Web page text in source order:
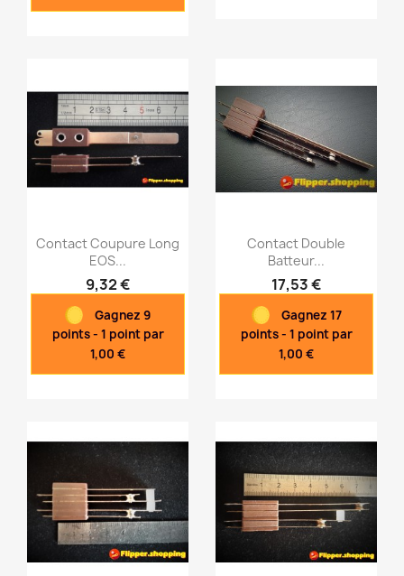
Aperçu rapide
Contact Coupure Long
EOS...
9,32 €
Gagnez 9
points - 1 point par
1,00 €
Aperçu rapide
Contact Double
Batteur...
17,53 €
Gagnez 17
points - 1 point par
1,00 €